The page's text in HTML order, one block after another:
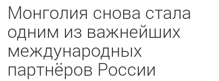
Монголия снова стала
одним из важнейших
международных
партнёров России